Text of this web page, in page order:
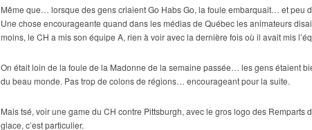
Même que… lorsque des gens criaient Go Habs Go, la foule embarquait… et peu
Une chose encourageante quand dans les médias de Québec les animateurs
moins, le CH a mis son équipe A, rien à voir avec la dernière fois où il avait mis
On était loin de la foule de la Madonne de la semaine passée… les gens étaient
du beau monde. Pas trop de colons de régions… encourageant pour la suite.
Mais tsé, voir une game du CH contre Pittsburgh, avec le gros logo des Remparts
glace, c’est particulier.